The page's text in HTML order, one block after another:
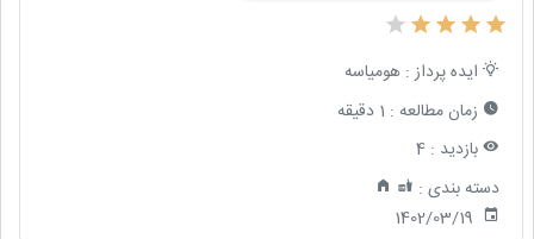
ایده پرداز :هومیاسه
زمان مطالعه : 1 دقیقه
بازدید :4
دسته بندی :
1402/03/19